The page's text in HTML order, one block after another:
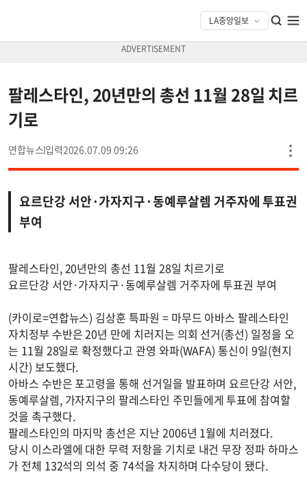
팔레스타인, 20년만의 총선 11월 28일 치르
기로
연합뉴스 2026.07.09 09:26
요르단강 서안·가자지구·동예루살렘 거주자에 투표권
부여
팔레스타인, 20년만의 총선 11월 28일 치르기로
요르단강 서안·가자지구·동예루살렘 거주자에 투표권 부여
(카이로=연합뉴스) 김상훈 특파원 = 마무드 아바스 팔레스타인
자치정부 수반은 20년 만에 치러지는 의회 선거(총선) 일정을 오
는 11월 28일로 확정했다고 관영 와파(WAFA) 통신이 9일(현지
시간) 보도했다.
아바스 수반은 포고령을 통해 선거일을 발표하며 요르단강 서안,
동예루살렘, 가자지구의 팔레스타인 주민들에게 투표에 참여할
것을 촉구했다.
팔레스타인의 마지막 총선은 지난 2006년 1월에 치러졌다.
당시 이스라엘에 대한 무력 저항을 기치로 내건 무장 정파 하마스
가 전체 132석의 의석 중 74석을 차지하며 다수당이 됐다.